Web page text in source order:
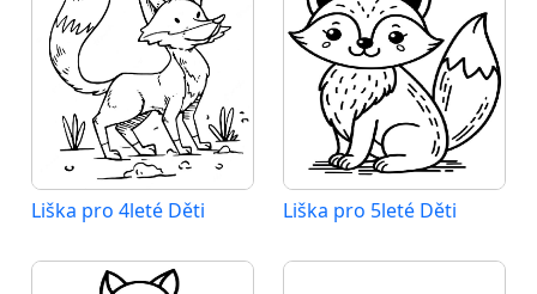
Liška pro 4leté Děti Liška pro 5leté Děti